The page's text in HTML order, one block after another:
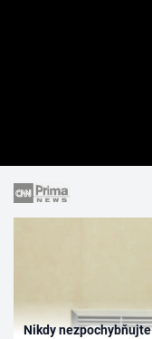
Nikdy